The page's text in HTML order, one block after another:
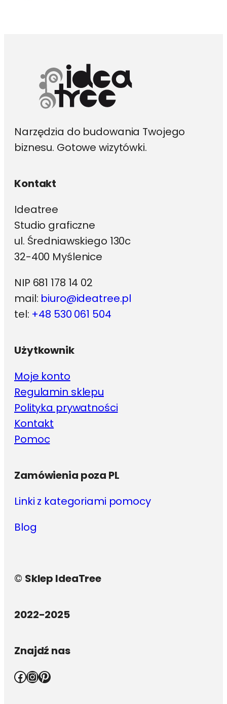
Narzędzia do budowania Twojego
biznesu. Gotowe wizytówki.
Kontakt
Ideatree
Studio graficzne
ul. Średniawskiego 130c
32-400 Myślenice
NIP 681 178 14 02
mail: biuro@ideatree.pl
tel: +48 530 061 504
Użytkownik
Moje konto
Regulamin sklepu
Polityka prywatności
Kontakt
Pomoc
Zamówienia poza PL
Linki z kategoriami pomocy
Blog
© Sklep IdeaTree
2022-2025
Znajdź nas
Facebook InstagramPinterest